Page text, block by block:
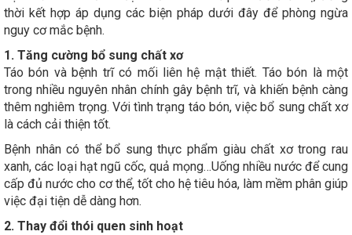
thời kết hợp áp dụng các biện pháp dưới đây để phòng ngừa
nguy cơ mắc bệnh.
1. Tăng cường bổ sung chất xơ
Táo bón và bệnh trĩ có mối liên hệ mật thiết. Táo bón là một
trong nhiều nguyên nhân chính gây bệnh trĩ, và khiến bệnh càng
thêm nghiêm trọng. Với tình trạng táo bón, việc bổ sung chất xơ
là cách cải thiện tốt.
Bệnh nhân có thể bổ sung thực phẩm giàu chất xơ trong rau
xanh, các loại hạt ngũ cốc, quả mọng…Uống nhiều nước để cung
cấp đủ nước cho cơ thể, tốt cho hệ tiêu hóa, làm mềm phân giúp
việc đại tiện dễ dàng hơn.
2. Thay đổi thói quen sinh hoạt